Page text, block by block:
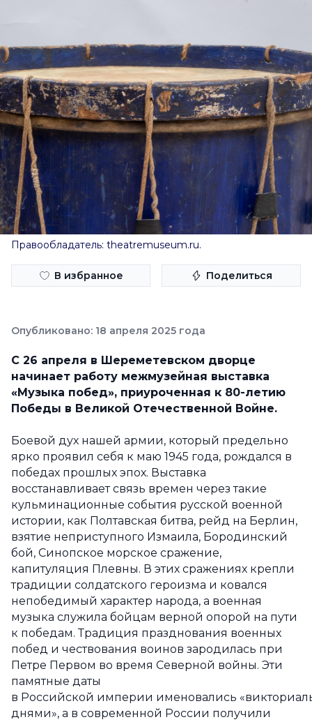
Правообладатель: theatremuseum.ru.
В избранное Поделиться
Опубликовано: 18 апреля 2025 года
С 26 апреля в Шереметевском дворце
начинает работу межмузейная выставка
«Музыка побед», приуроченная к 80-летию
Победы в Великой Отечественной Войне.
Боевой дух нашей армии, который предельно
ярко проявил себя к маю 1945 года, рождался в
победах прошлых эпох. Выставка
восстанавливает связь времен через такие
кульминационные события русской военной
истории, как Полтавская битва, рейд на Берлин,
взятие неприступного Измаила, Бородинский
бой, Синопское морское сражение,
капитуляция Плевны. В этих сражениях крепли
традиции солдатского героизма и ковался
непобедимый характер народа, а военная
музыка служила бойцам верной опорой на пути
к победам. Традиция празднования военных
побед и чествования воинов зародилась при
Петре Первом во время Северной войны. Эти
памятные даты
в Российской империи именовались
днями», а в современной России получили